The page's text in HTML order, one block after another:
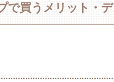
で買うメリット・